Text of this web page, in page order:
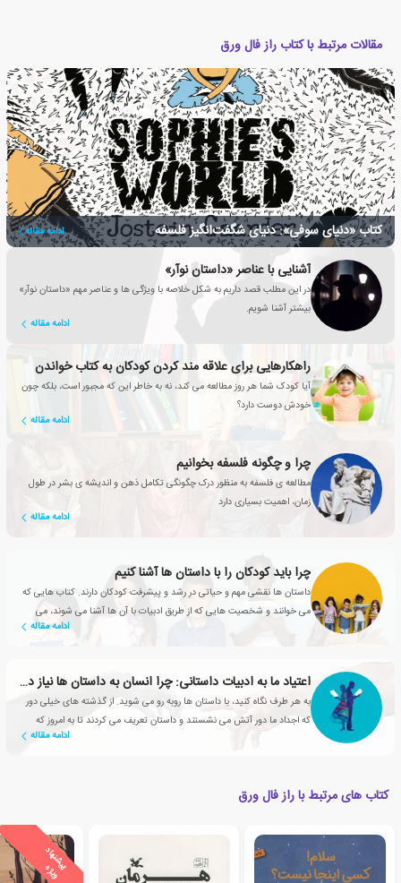
مقالات مرتبط با کتاب راز فال ورق
کتاب «دنیای سوفی»: دنیای شگفت‌انگیز فلسفه ادامه مقاله
آشنایی با عناصر «داستان نوآر»
در این مطلب قصد داریم به شکل خلاصه با ویژگی ها و عناصر مهم «داستان نوآر»
بیشتر آشنا شویم.
ادامه مقاله
راهکارهایی برای علاقه مند کردن کودکان به کتاب خواندن
آیا کودک شما هر روز مطالعه می کند، نه به خاطر این که مجبور است، بلکه چون
خودش دوست دارد؟
ادامه مقاله
چرا و چگونه فلسفه بخوانیم
مطالعه ی فلسفه به منظور درک چگونگی تکامل ذهن و اندیشه ی بشر در طول
زمان، اهمیت بسیاری دارد
ادامه مقاله
چرا باید کودکان را با داستان ها آشنا کنیم
داستان ها نقشی مهم و حیاتی در رشد و پیشرفت کودکان دارند. کتاب هایی که
می خوانند و شخصیت هایی که از طریق ادبیات با آن ها آشنا می شوند، می
ادامه مقاله
اعتیاد ما به ادبیات داستانی: چرا انسان به داستان ها نیاز دارد؟
به هر طرف نگاه کنید، با داستان ها روبه رو می شوید. از گذشته های خیلی دور
که اجداد ما دور آتش می نشستند و داستان تعریف می کردند تا به امروز که
ادامه مقاله
کتاب های مرتبط با راز فال ورق
پ
ی
ش
ن
ه
ا
د
و
ی
ژ
ه